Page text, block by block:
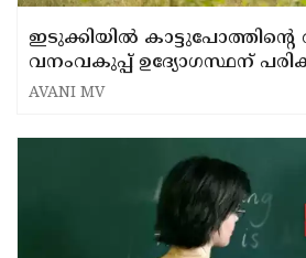
ഇടുക്കിയിൽ
വനംവകുപ്പ് ഉദ്യോഗസ്ഥന്
AVANI MV